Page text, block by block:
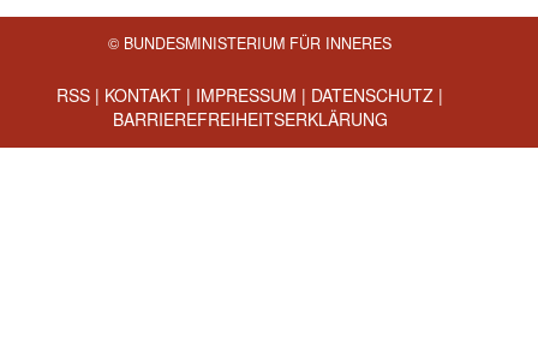
© BUNDESMINISTERIUM FÜR INNERES
RSS | KONTAKT | IMPRESSUM | DATENSCHUTZ |
BARRIEREFREIHEITSERKLÄRUNG